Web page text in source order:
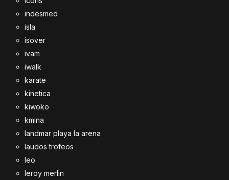
indesmed
isla
isover
ivam
iwalk
karate
kinetica
kiwoko
kmina
landmar playa la arena
laudos trofeos
leo
leroy merlin